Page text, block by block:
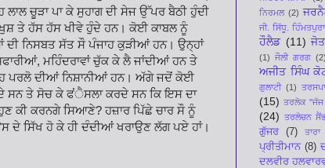
ਚੂੜਾ ਪਾ ਕੇ ਸੁਹਾਗ ਦੀ ਸੇਜ ਉੱਪਰ ਬੈਠੀ ਹੁੰਦੀ
ਖੁਸ਼ ਤੇ ਹੱਸ ਹੱਸ ਖੀਵੇ ਹੁੰਦੇ ਹਨ। ਕੋਈ ਕਾਬਲ ਨੂੰ
ਨਿਸਬਤ ਸੱਤ ਸੌ ਪੰਜਾਹ ਕੁੜੀਆਂ ਹਨ। ਉਨ੍ਹਾਂ
ਮਹਿੰਦਰਾਵਾਂ ਚੁੱਕ ਕੇ ਲੈ ਜਾਂਦੀਆਂ ਹਨ ਤੇ
ਪਰਲੋ ਦੀਆਂ ਨਿਸ਼ਾਨੀਆਂ ਹਨ। ਅੱਗੇ ਜਦੋਂ ਕੋਈ
ਸਨ ਤੇ ਸੋਚ ਕੇ ਫਂੈਸਲਾ ਕਰਦੇ ਸਨ ਕਿ ਇਸ ਦਾ
ਕੀ ਕਰਨਗੇ ਸਿਆਣੇ? ਹਜ਼ਾਰ ਪਿੱਛੇ ਚਾਰ ਸੌ ਨੂੰ
ਦੇ ਸਿੱਖ ਹੋ ਕੇ ਹੀ ਦੰਦੀਆਂ ਖਰਾਉਣ ਲੱਗ ਪਏ ਹਾਂ।
ਨਿਰਮਲ (2)
ਜੀ. ਸਿੱਧੂ. ਹਿੰਮਤਪੁਰਾ
ਹੌਲੈਡ (11)
(1) ਜੌਲੀ ਗਰਗ
ਅਜੀਤ ਸਿੰਘ
ਗੁਲਾਟੀ (1)
(15) ਤਰਲੋਕ "ਜੱਜ
(24) ਤਰਲੋਚਨ
ਗੁੱਜਰ (7)
ਪ੍ਰੀਤੀਮਾਨ (8)
ਦਲਵੀਰ